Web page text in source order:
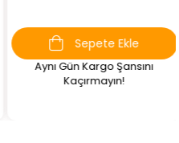
Sepete Ekle
Aynı Gün Kargo Şansını
Kaçırmayın!